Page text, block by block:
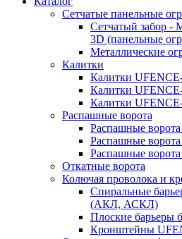
Сетчатые панельные
Сетчатый забор -
3D (панельные
Металлические
Калитки
Калитки
Калитки
Калитки
Распашные ворота
Распашные
Распашные
Распашные
Откатные ворота
Колючая проволока и
Спиральные
(АКЛ, АСКЛ)
Плоские барьеры
Кронштейны